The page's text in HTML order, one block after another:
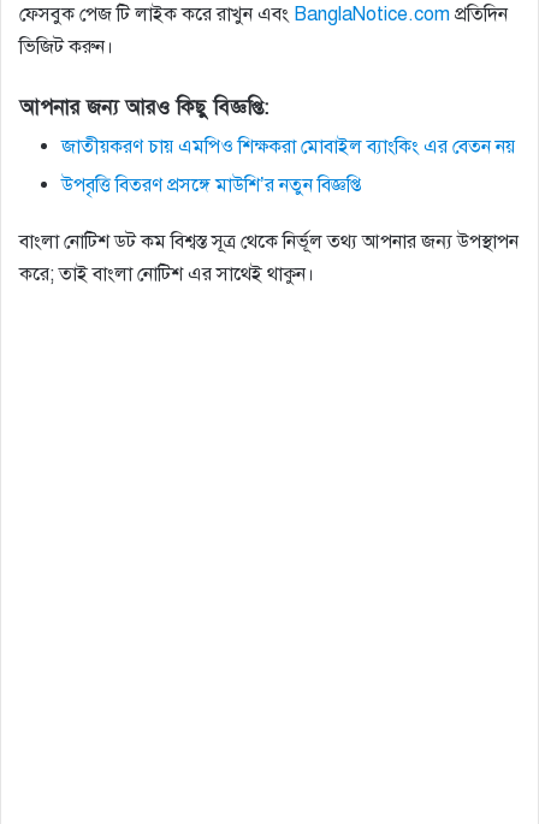
ফেসবুক পেজ টি লাইক করে রাখুন এবং BanglaNotice.com প্রতিদিন
ভিজিট করুন। ‌
আপনার জন্য আরও কিছু বিজ্ঞপ্তি:
জাতীয়করণ চায় এমপিও শিক্ষকরা মোবাইল ব্যাংকিং এর বেতন নয়
উপবৃত্তি বিতরণ প্রসঙ্গে মাউশি’র নতুন বিজ্ঞপ্তি
বাংলা নোটিশ ডট কম বিশ্বস্ত সূত্র থেকে নির্ভূল তথ্য আপনার জন্য উপস্থাপন
করে; তাই বাংলা নোটিশ এর সাথেই থাকুন।